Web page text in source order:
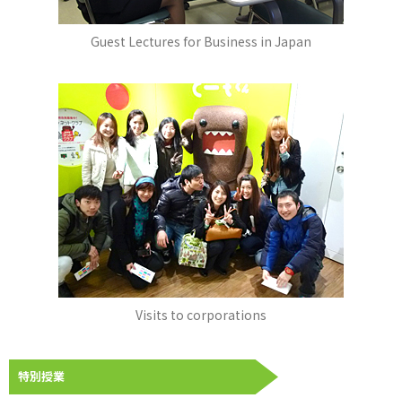
Guest Lectures for Business in Japan
Visits to corporations
特別授業